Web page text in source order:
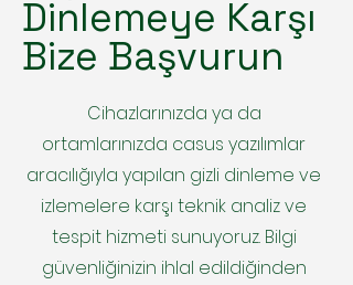
Dinlemeye Karşı
Bize Başvurun
Cihazlarınızda ya da
ortamlarınızda casus yazılımlar
aracılığıyla yapılan gizli dinleme ve
izlemelere karşı teknik analiz ve
tespit hizmeti sunuyoruz. Bilgi
güvenliğinizin ihlal edildiğinden